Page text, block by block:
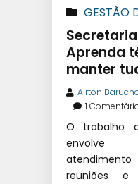
GESTÃO
Aprenda
manter
Airton
1
O trabalho
envolve
reuniões e